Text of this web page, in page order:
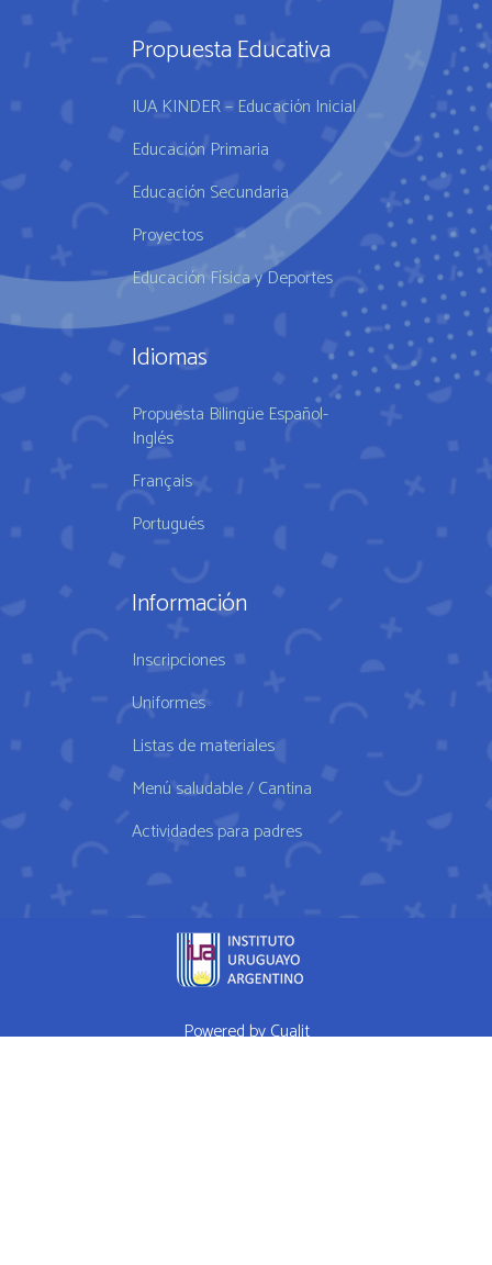
Propuesta Educativa
IUA KINDER – Educación Inicial
Educación Primaria
Educación Secundaria
Proyectos
Educación Física y Deportes
Idiomas
Propuesta Bilingüe Español-
Inglés
Français
Portugués
Información
Inscripciones
Uniformes
Listas de materiales
Menú saludable / Cantina
Actividades para padres
Powered byCualit